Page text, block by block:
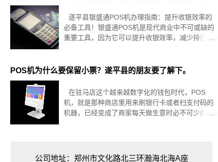
遂平县银盛通POS机办理指南：提升收银效率的
必备工具！银盛通POS机是现代商业中不可或缺的
重要工具，因为它可以提升收银效率，减少排队等
具。首先，了解银盛
POS机为什么要保留小票？遂平县的朋友要了解下。
在驻马店这个越来越数字化的钱包时代，POS
机，就是那种商店里用来刷银行卡或者扫支付码的
机器，已经变成了商家每天做生意时必不可少的好
公司地址：郑州市文化路北三环瀚海北海A座